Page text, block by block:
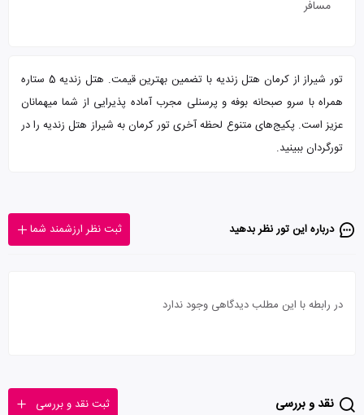
مسافر
تور شیراز از کرمان هتل زندیه با تضمین بهترین قیمت. هتل زندیه 5 ستاره
همراه با سرو صبحانه بوفه و پرسنلی مجرب آماده پذیرایی از شما میهمانان
عزیز است. پکیج‌های متنوع لحظه آخری تور کرمان به شیراز هتل زندیه را در
تورگردان ببینید.
درباره این تور‌ نظر بدهید ثبت نظر ارزشمند شما
در رابطه با این مطلب دیدگاهی وجود ندارد
نقد و بررسی ثبت نقد و بررسی